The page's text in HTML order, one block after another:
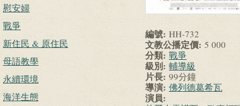
慰安婦
戰爭
新住民 & 原住民
母語教學
永續環境
海洋生態
編號: HH-732
文教公播定價: 5 000
分類: 戰爭
級別: 輔導級
片長: 99分鐘
導演: 佛列德葛希瓦
演員: